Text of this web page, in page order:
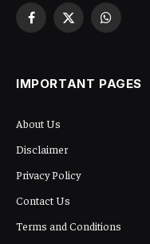
Facebook
X
WhatsApp
IMPORTANT PAGES
About Us
Disclaimer
Privacy Policy
Contact Us
Terms and Conditions